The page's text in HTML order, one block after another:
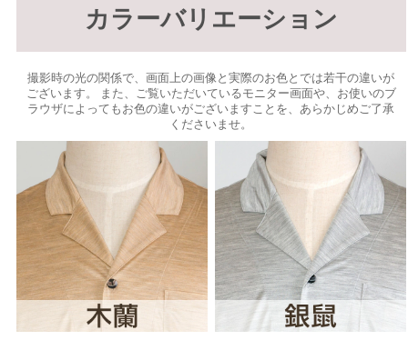
カラーバリエーション
撮影時の光の関係で、画面上の画像と実際のお色とでは若干の違いが
ございます。 また、ご覧いただいているモニター画面や、お使いのブ
ラウザによってもお色の違いがございますことを、あらかじめご了承
くださいませ。